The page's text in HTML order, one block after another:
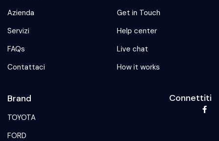
Azienda
Servizi
FAQs
Contattaci
Get in Touch
Help center
Live chat
How it works
Brand
TOYOTA
FORD
Connettiti